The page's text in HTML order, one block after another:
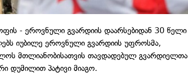
- ეროვნული გვარდიის დაარსებიდან 30 წელი
იუბილე ეროვნული გვარდიის უფროსმა,
მთლიანობისათვის თავდადებულ გვარდიელთა
დუმილით პატივი მიაგო.